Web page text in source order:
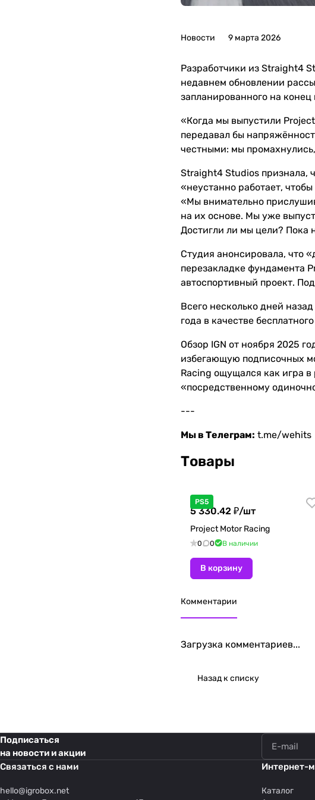
Новости 9 марта 2026
Разработчики из Straight4
недавнем обновлении
запланированного на конец
«Когда мы выпустили
передавал бы
честными: мы
Straight4 Studios признала,
«неустанно работает,
«Мы внимательно
на их основе. Мы уже
Достигли ли мы цели? Пока
Студия анонсировала, что
перезакладке фундамента
автоспортивный проект.
Всего несколько дней
года в качестве
Обзор IGN от ноября 2025
избегающую подписочных
Racing ощущался как игра в
«посредственному
---
Мы в Телеграм: t.me/wehits
Товары
PS5
5 330.42 ₽/шт
Project Motor Racing
0 0 В наличии
В корзину
Комментарии
Загрузка комментариев...
Назад к списку
Подписаться
на новости и акции
Связаться с нами
hello@igrobox.net
Интернет-
Каталог